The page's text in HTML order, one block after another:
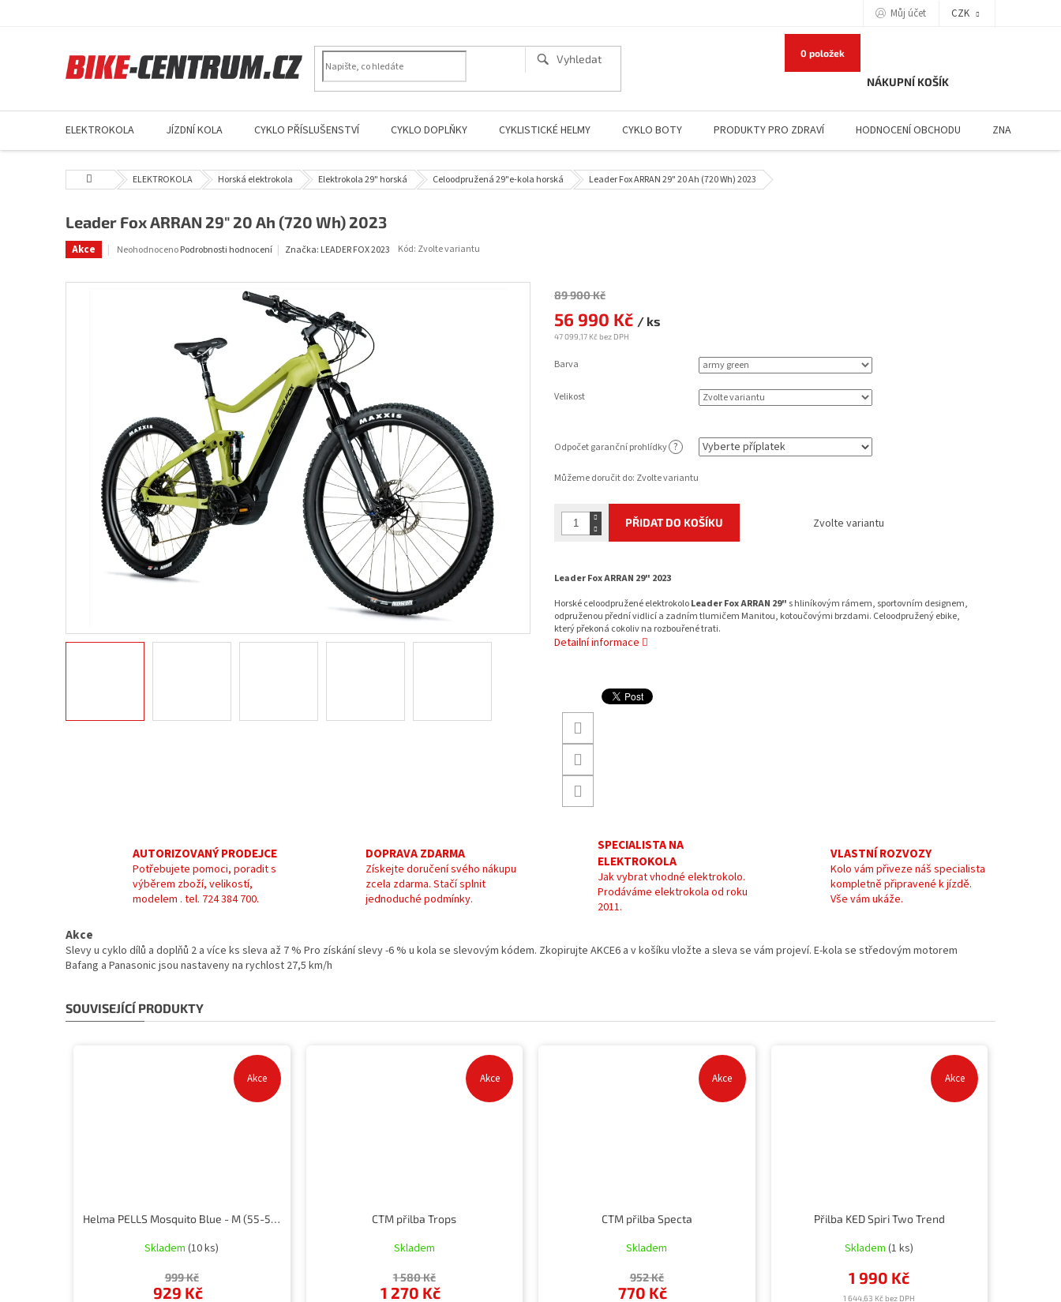
Můj účet CZK
NÁKUPNÍ KOŠÍK
0 položek
ELEKTROKOLA JÍZDNÍ KOLA CYKLO PŘÍSLUŠENSTVÍ CYKLO DOPLŇKY CYKLISTICKÉ HELMY CYKLO BOTY PRODUKTY PRO ZDRAVÍ HODNOCENÍ OBCHODU ZNAČKY
Domů ELEKTROKOLA Horská elektrokola Elektrokola 29" horská Celoodpružená 29"e-kola horská Leader Fox ARRAN 29" 20 Ah (720 Wh) 2023
Leader Fox ARRAN 29" 20 Ah (720 Wh) 2023
Akce
Průměrné
je
Neohodnoceno Podrobnosti hodnocení Značka: LEADER FOX 2023 Kód: Zvolte variantu
89 900 Kč
56 990 Kč / ks
47 099,17 Kčbez DPH
Měrná
cena:
Barva
Velikost
Odpočet garanční prohlídky ?
Můžeme doručit do: Zvolte variantu
PŘIDAT DO KOŠÍKU Zvolte variantu
Leader Fox ARRAN 29" 2023
Horské celoodpružené elektrokoloLeader Fox ARRAN 29" s hliníkovým rámem, sportovním designem,
odpruženou přední vidlicí a zadním tlumičem Manitou, kotoučovými brzdami. Celoodpružený ebike,
který překoná cokoliv na rozbouřené trati.
Detailní informace
AUTORIZOVANÝ PRODEJCE
Potřebujete pomoci, poradit s
výběrem zboží, velikostí,
modelem . tel. 724 384 700.
DOPRAVA ZDARMA
Získejte doručení svého nákupu
zcela zdarma. Stačí splnit
jednoduché podmínky.
SPECIALISTA NA
ELEKTROKOLA
Jak vybrat vhodné elektrokolo.
Prodáváme elektrokola od roku
2011.
VLASTNÍ ROZVOZY
Kolo vám přiveze náš specialista
kompletně připravené k jízdě.
Vše vám ukáže.
Akce
Slevy u cyklo dílů a doplňů 2 a více ks sleva až 7 % Pro získání slevy -6 % u kola se slevovým kódem. Zkopirujte AKCE6 a v košíku vložte a sleva se vám projeví. E-kola se středovým motorem
Bafang a Panasonic jsou nastaveny na rychlost 27,5 km/h
SOUVISEJÍCÍ PRODUKTY
Akce
Helma PELLS Mosquito Blue - M (55-58 cm)
Skladem(10 ks)
929 Kč
999 Kč
Akce
CTM přilba Trops
Skladem
1 270 Kč
1 580 Kč
Akce
CTM přilba Specta
Skladem
770 Kč
952 Kč
Akce
Přilba KED Spiri Two Trend
Skladem(1 ks)
1 644,63 Kč bez DPH
1 990 Kč